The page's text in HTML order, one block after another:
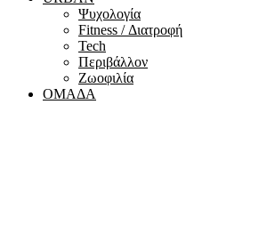
Ψυχολογία
Fitness / Διατροφή
Tech
Περιβάλλον
Ζωοφιλία
ΟΜΑΔΑ